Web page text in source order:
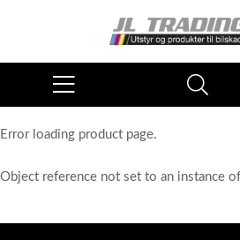
Error loading product page.
Object reference not set to an instance